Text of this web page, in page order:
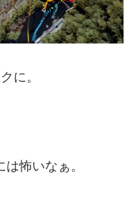
に。
怖いなぁ。